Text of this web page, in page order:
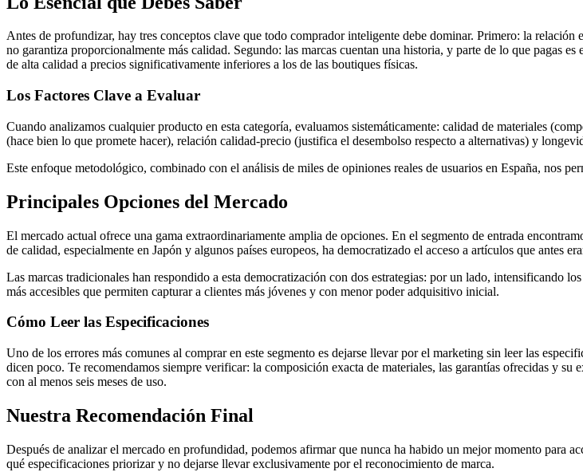
Antes de profundizar, hay tres conceptos clave que todo comprador inteligente debe dominar. Primero: la
no garantiza proporcionalmente más calidad. Segundo: las marcas cuentan una historia, y parte de lo que pagas
de alta calidad a precios significativamente inferiores a los de las boutiques físicas.
Los Factores Clave a Evaluar
Cuando analizamos cualquier producto en esta categoría, evaluamos sistemáticamente: calidad de materiales
(hace bien lo que promete hacer), relación calidad-precio (justifica el desembolso respecto a alternativas) y
Este enfoque metodológico, combinado con el análisis de miles de opiniones reales de usuarios en España, nos
Principales Opciones del Mercado
El mercado actual ofrece una gama extraordinariamente amplia de opciones. En el segmento de entrada
de calidad, especialmente en Japón y algunos países europeos, ha democratizado el acceso a artículos que antes
Las marcas tradicionales han respondido a esta democratización con dos estrategias: por un lado, intensificando
más accesibles que permiten capturar a clientes más jóvenes y con menor poder adquisitivo inicial.
Cómo Leer las Especificaciones
Uno de los errores más comunes al comprar en este segmento es dejarse llevar por el marketing sin leer las
dicen poco. Te recomendamos siempre verificar: la composición exacta de materiales, las garantías ofrecidas y
con al menos seis meses de uso.
Nuestra Recomendación Final
Después de analizar el mercado en profundidad, podemos afirmar que nunca ha habido un mejor momento para
qué especificaciones priorizar y no dejarse llevar exclusivamente por el reconocimiento de marca.